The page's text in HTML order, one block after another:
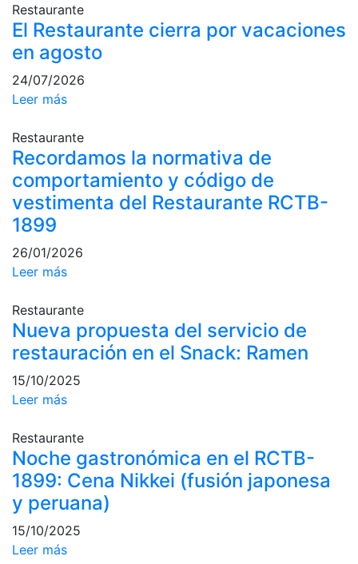
tenis
Next Gen
Palmarés
equipos
Leyendas
Jugadores
profesionales
Competiciones
Campeonato
Social de Tenis
Juego
Cuadro de
Histórico del
Campeonato
Social
Fotos
Pádel
Escuela de
Pádel
Campeonato
Social de Pádel
Cuadros de
Restaurante
El Restaurante cierra por vacaciones
en agosto
24/07/2026
Leer más
Restaurante
Recordamos la normativa de
comportamiento y código de
vestimenta del Restaurante RCTB-
1899
26/01/2026
Leer más
Restaurante
Nueva propuesta del servicio de
restauración en el Snack: Ramen
15/10/2025
Leer más
Restaurante
Noche gastronómica en el RCTB-
1899: Cena Nikkei (fusión japonesa
y peruana)
15/10/2025
Leer más